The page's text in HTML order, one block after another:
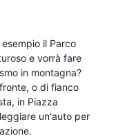
il Parco
e vorrà fare
in montagna?
o di fianco
in Piazza
un'auto per